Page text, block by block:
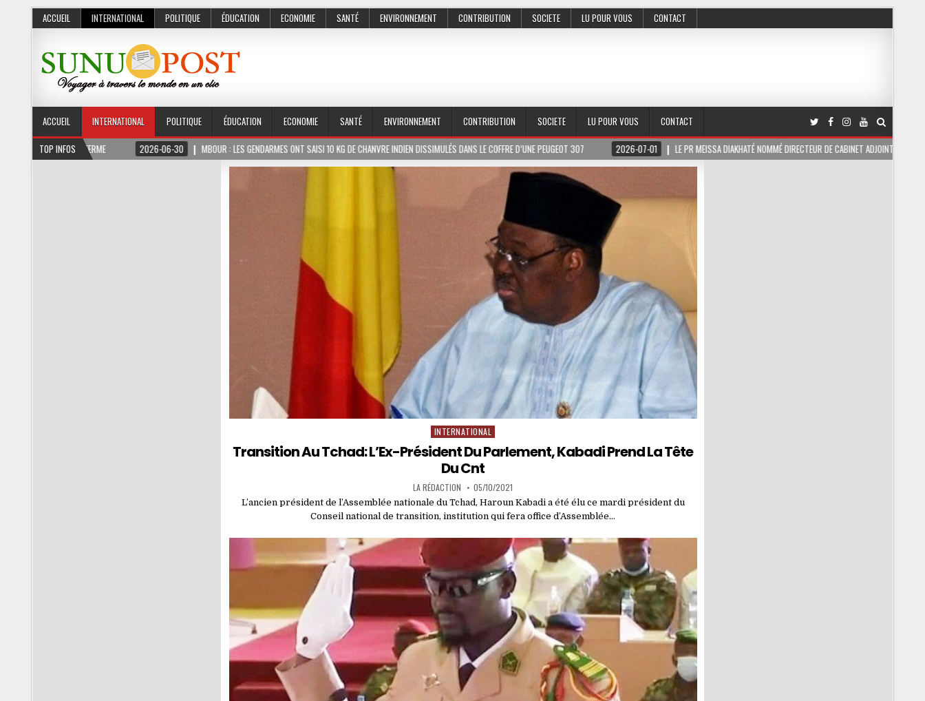
ACCUEIL INTERNATIONAL POLITIQUE ÉDUCATION ECONOMIE SANTÉ ENVIRONNEMENT CONTRIBUTION SOCIETE LU POUR VOUS CONTACT
ACCUEIL INTERNATIONAL POLITIQUE ÉDUCATION ECONOMIE SANTÉ ENVIRONNEMENT CONTRIBUTION SOCIETE LU POUR VOUS
CONTACT
TOP INFOS
2026-06-30 MBOUR : LES GENDARMES ONT SAISI 10 KG DE CHANVRE INDIEN DISSIMULÉS DANS LE COFFRE D’UNE PEUGEOT 307 2026-07-01 LE PR MEISSA DIAKHATÉ NOMMÉ DIRECTEUR DE CABINET ADJOINT DU PRÉSIDENT DE LA RÉPUBLIQUE
Posted
in
INTERNATIONAL
Transition Au Tchad: L’Ex-Président Du Parlement, Kabadi Prend La Tête
Du Cnt
LA RÉDACTION 05/10/2021
L’ancien président de l’Assemblée nationale du Tchad, Haroun Kabadi a été élu ce mardi président du
Conseil national de transition, institution qui fera office d’Assemblée…